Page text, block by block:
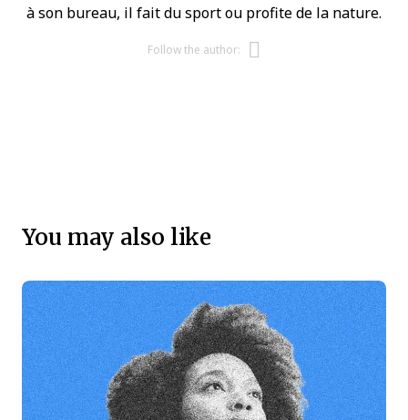
à son bureau, il fait du sport ou profite de la nature.
Follow the author:
You may also like